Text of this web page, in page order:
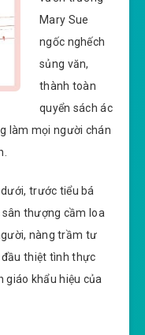
Mary Sue
ngốc nghếch
sủng văn,
thành toàn
quyển sách ác
làm mọi người chán
trước tiểu bá
thượng cầm loa
nàng trầm tư
đầu thiệt tình thực
giáo khẩu hiệu của